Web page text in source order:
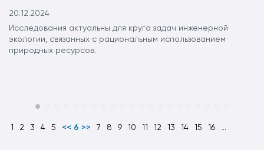
20.12.2024
Исследования актуальны для круга задач инженерной
экологии, связанных с рациональным использованием
природных ресурсов.
1 2 3 4 5 << 6 >> 7 8 9 10 11 12 13 14 15 16 ...